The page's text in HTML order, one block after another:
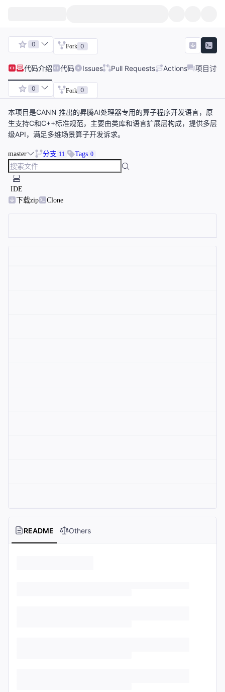
0 Fork 0
代码介绍 代码 Issues Pull Requests Actions 项目讨论
0 Fork 0
本项目是CANN 推出的昇腾AI处理器专用的算子程序开发语言，原
生支持C和C++标准规范，主要由类库和语言扩展层构成，提供多层
级API，满足多维场景算子开发诉求。
master 分支 11 Tags 0
IDE
下载zip
Clone
README Others